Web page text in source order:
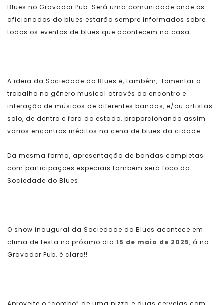
Blues no Gravador Pub. Será uma comunidade onde os
aficionados do blues estarão sempre informados sobre
todos os eventos de blues que acontecem na casa.
A ideia da Sociedade do Blues é, também, fomentar o
trabalho no gênero musical através do encontro e
interação de músicos de diferentes bandas, e/ou artistas
solo, de dentro e fora do estado, proporcionando assim
vários encontros inéditos na cena de blues da cidade.
Da mesma forma, apresentação de bandas completas
com participações especiais também será foco da
Sociedade do Blues.
O show inaugural da Sociedade do Blues acontece em
clima de festa no próximo dia 15 de maio de 2025, á no
Gravador Pub, é claro!!
Aproveite o “combo” de uma pizza e duas cervejas com